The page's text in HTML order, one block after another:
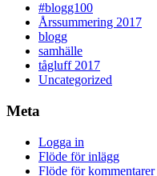
#blogg100
Årssummering 2017
blogg
samhälle
tågluff 2017
Uncategorized
Meta
Logga in
Flöde för inlägg
Flöde för kommentarer